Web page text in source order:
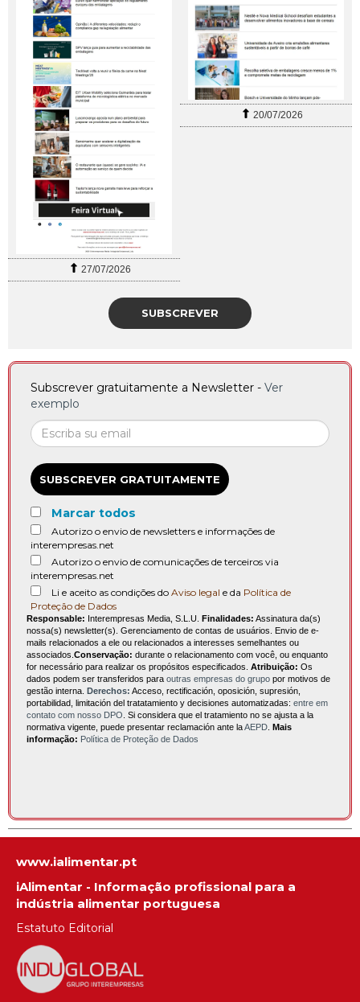
27/07/2026
20/07/2026
SUBSCREVER
Subscrever gratuitamente a Newsletter - Ver
exemplo
SUBSCREVER GRATUITAMENTE
Marcar todos
Autorizo o envio de newsletters e informações de
interempresas.net
Autorizo o envio de comunicações de terceiros via
interempresas.net
Li e aceito as condições do Aviso legal e da Política de
Proteção de Dados
Responsable: Interempresas Media, S.L.U. Finalidades: Assinatura da(s)
nossa(s) newsletter(s). Gerenciamento de contas de usuários. Envio de e-
mails relacionados a ele ou relacionados a interesses semelhantes ou
associados. Conservação: durante o relacionamento com você, ou enquanto
for necessário para realizar os propósitos especificados. Atribuição: Os
dados podem ser transferidos para outras empresas do grupo por motivos de
gestão interna. Derechos: Acceso, rectificación, oposición, supresión,
portabilidad, limitación del tratatamiento y decisiones automatizadas: entre em
contato com nosso DPO . Si considera que el tratamiento no se ajusta a la
normativa vigente, puede presentar reclamación ante laAEPD Mais
informação: Política de Proteção de Dados
www.ialimentar.pt
iAlimentar - Informação profissional para a
indústria alimentar portuguesa
Estatuto Editorial